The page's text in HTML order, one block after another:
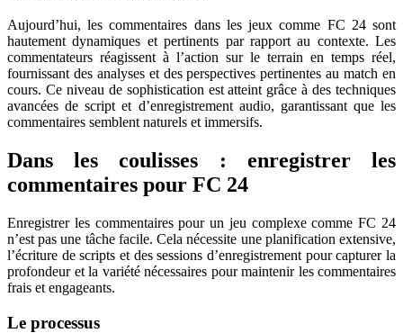
Aujourd’hui, les commentaires dans les jeux comme FC 24 sont
hautement dynamiques et pertinents par rapport au contexte. Les
commentateurs réagissent à l’action sur le terrain en temps réel,
fournissant des analyses et des perspectives pertinentes au match en
cours. Ce niveau de sophistication est atteint grâce à des techniques
avancées de script et d’enregistrement audio, garantissant que les
commentaires semblent naturels et immersifs.
Dans les coulisses : enregistrer les
commentaires pour FC 24
Enregistrer les commentaires pour un jeu complexe comme FC 24
n’est pas une tâche facile. Cela nécessite une planification extensive,
l’écriture de scripts et des sessions d’enregistrement pour capturer la
profondeur et la variété nécessaires pour maintenir les commentaires
frais et engageants.
Le processus